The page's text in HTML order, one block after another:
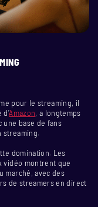
pour le streaming, il
Amazon, a longtemps
une base de fans
streaming.
domination. Les
vidéo montrent que
marché, avec des
de streamers en direct